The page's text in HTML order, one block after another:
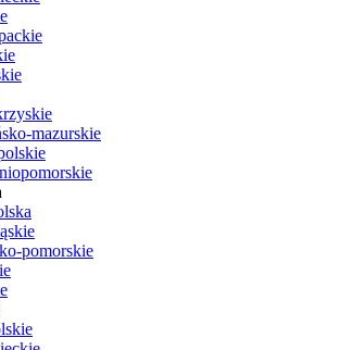
mazurskie
pomorskie